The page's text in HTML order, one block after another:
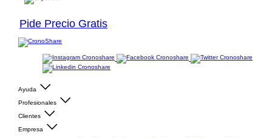
Pide Precio Gratis
Ayuda
Profesionales
Clientes
Empresa